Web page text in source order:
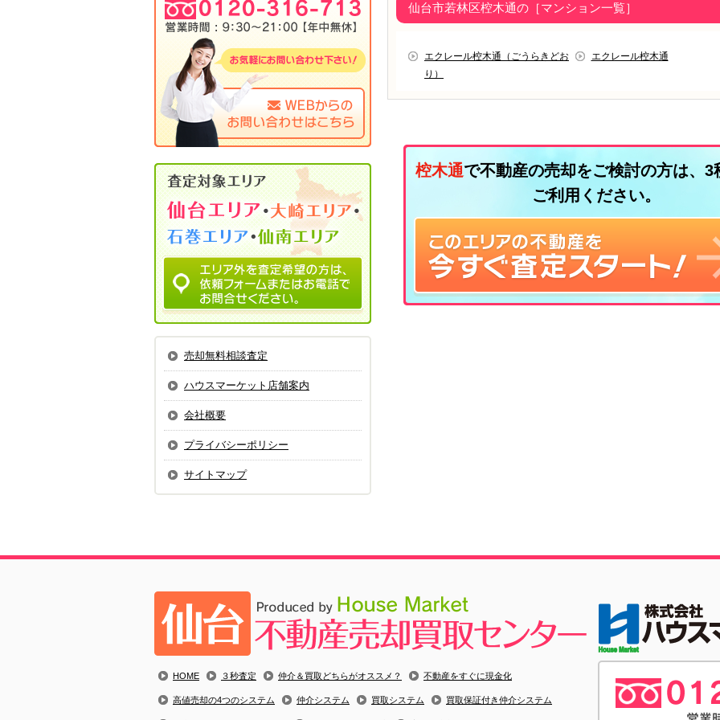
売却無料相談査定
ハウスマーケット店舗案内
会社概要
プライバシーポリシー
サイトマップ
仙台市若林区椌木通の［マンション一覧］
エクレール椌木通（ごうらきどお
り）
エクレール椌木通
椌木通で不動産の売却をご検討の方は、3
ご利用ください。
HOME ３秒査定 仲介＆買取どちらがオススメ？ 不動産をすぐに現金化
高値売却の4つのシステム 仲介システム 買取システム 買取保証付き仲介システム